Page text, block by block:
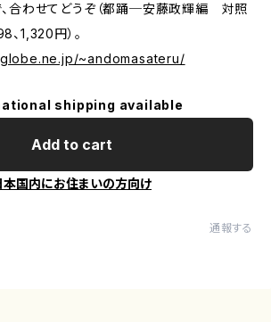
、合わせてどうぞ（都踊─安藤政輝編 対照
1,320円）。
~andomasateru/
shipping available
Add to cart
本国内にお住まいの方向け
通報する